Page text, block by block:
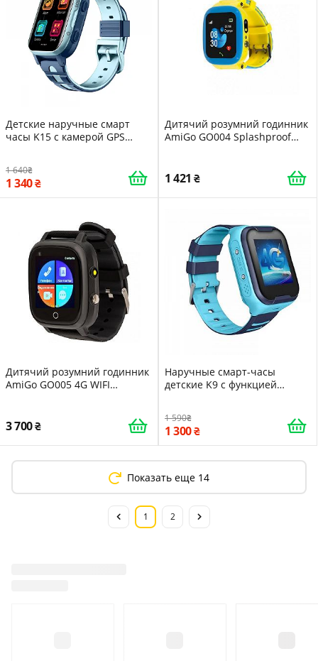
Детские наручные смарт
часы K15 с камерой GPS
1 640
1 340
Дитячий розумний годинник
AmiGo GO004 Splashproof
1 421
Дитячий розумний годинник
AmiGo GO005 4G WIFI
3 700
Наручные смарт-часы
детские K9 с функцией
1 590
1 300
Показать еще 14
1 2